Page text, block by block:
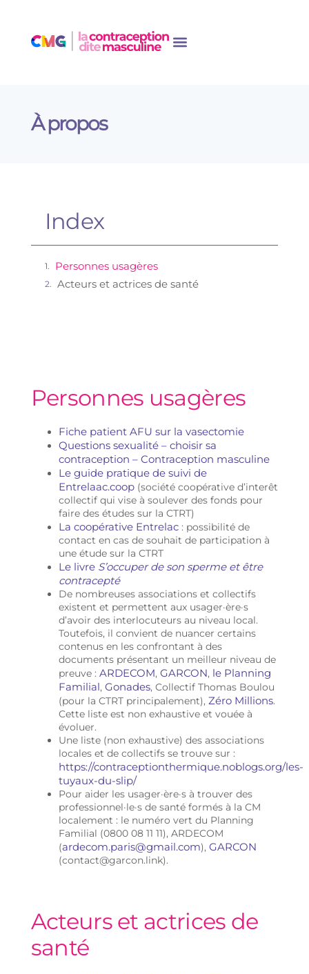
À propos
Index
Personnes usagères
Acteurs et actrices de santé
Personnes usagères
Fiche patient AFU sur la vasectomie
Questions sexualité – choisir sa
contraception – Contraception masculine
Le guide pratique de suivi de
Entrelaac.coop(société coopérative d’interêt
collectif qui vise à soulever des fonds pour
faire des études sur la CTRT)
La coopérative Entrelac: possibilité de
contact en cas de souhait de participation à
une étude sur la CTRT
Le livre S’occuper de son sperme et être
contracepté
De nombreuses associations et collectifs
existent et permettent aux usager·ère·s
d’avoir des interlocuteurs au niveau local.
Toutefois, il convient de nuancer certains
contenus en les confrontant à des
documents présentant un meilleur niveau de
preuve : ARDECOM, GARCON, le Planning
Familial, Gonades, Collectif Thomas Boulou
(pour la CTRT principalement), Zéro Millions.
Cette liste est non exhaustive et vouée à
évoluer.
Une liste (non exhaustive) des associations
locales et de collectifs se trouve sur :
https://contraceptionthermique.noblogs.org/les-
tuyaux-du-slip/
Pour aider les usager·ère·s à trouver des
professionnel·le·s de santé formés à la CM
localement : le numéro vert du Planning
Familial (0800 08 11 11), ARDECOM
(ardecom.paris@gmail.com), GARCON
(contact@garcon.link).
Acteurs et actrices de
santé